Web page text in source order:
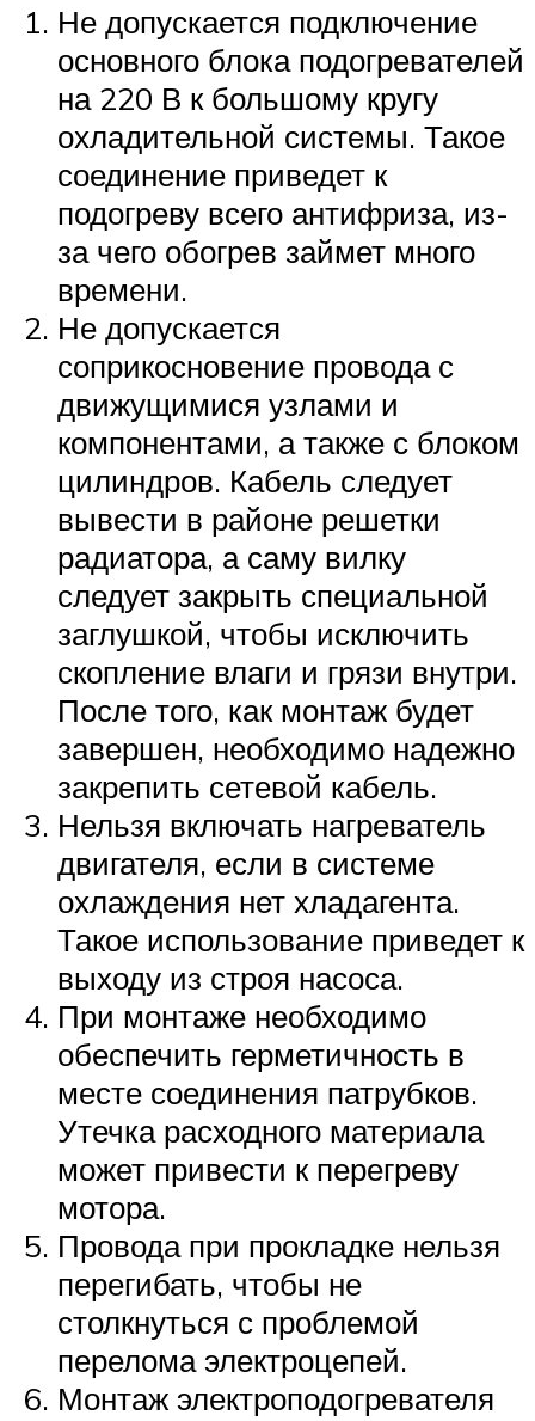
Не допускается подключение
основного блока подогревателей
на 220 В к большому кругу
охладительной системы. Такое
соединение приведет к
подогреву всего антифриза, из-
за чего обогрев займет много
времени.
Не допускается
соприкосновение провода с
движущимися узлами и
компонентами, а также с блоком
цилиндров. Кабель следует
вывести в районе решетки
радиатора, а саму вилку
следует закрыть специальной
заглушкой, чтобы исключить
скопление влаги и грязи внутри.
После того, как монтаж будет
завершен, необходимо надежно
закрепить сетевой кабель.
Нельзя включать нагреватель
двигателя, если в системе
охлаждения нет хладагента.
Такое использование приведет к
выходу из строя насоса.
При монтаже необходимо
обеспечить герметичность в
месте соединения патрубков.
Утечка расходного материала
может привести к перегреву
мотора.
Провода при прокладке нельзя
перегибать, чтобы не
столкнуться с проблемой
перелома электроцепей.
Монтаж электроподогревателя